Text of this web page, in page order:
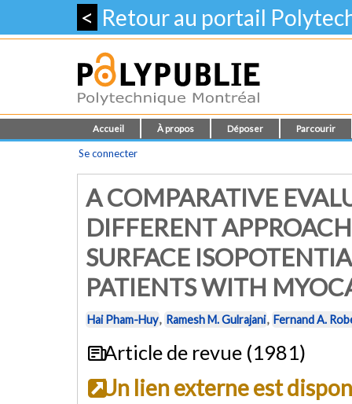
< Retour au portail
Accueil À propos Déposer Parcourir
Se connecter
A COMPARATIVE
DIFFERENT
SURFACE
PATIENTS WITH
Hai Pham-Huy, Ramesh M. Gulrajani, Fernand A.
Article de revue (1981)
Un lien externe est